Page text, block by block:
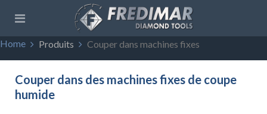
Home Produits Couper dans machines fixes
Couper dans des machines fixes de coupe
humide